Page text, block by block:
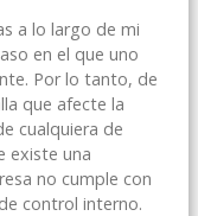
a lo largo de mi
en el que uno
Por lo tanto, de
que afecte la
cualquiera de
existe una
no cumple con
control interno.